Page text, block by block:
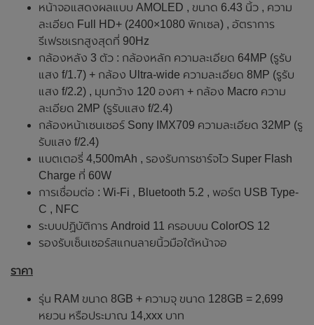
หน้าจอแสดงผลแบบ AMOLED , ขนาด 6.43 นิ้ว , ความ
ละเอียด Full HD+ (2400×1080 พิกเซล) , อัตราการ
รีเฟรชเรทสูงสุดที่ 90Hz
กล้องหลัง 3 ตัว : กล้องหลัก ความละเอียด 64MP (รูรับ
แสง f/1.7) + กล้อง Ultra-wide ความละเอียด 8MP (รูรับ
แสง f/2.2) , มุมกว้าง 120 องศา + กล้อง Macro ความ
ละเอียด 2MP (รูรับแสง f/2.4)
กล้องหน้าเซนเซอร์ Sony IMX709 ความละเอียด 32MP (รู
รับแสง f/2.4)
แบตเตอรี่ 4,500mAh , รองรับการชาร์จไว Super Flash
Charge ที่ 60W
การเชื่อมต่อ : Wi-Fi , Bluetooth 5.2 , พอร์ต USB Type-
C , NFC
ระบบปฏิบัติการ Android 11 ครอบบน ColorOS 12
รองรับเซ็นเซอร์สแกนลายนิ้วมือใต้หน้าจอ
ราคา
รุ่น RAM ขนาด 8GB + ความจุ ขนาด 128GB = 2,699
หยวน หรือประมาณ 14,xxx บาท